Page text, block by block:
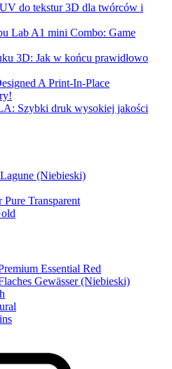
do tekstur 3D dla twórców i
Lab A1 mini Combo: Game
3D: Jak w końcu prawidłowo
A Print-In-Place
Szybki druk wysokiej jakości
(Niebieski)
Transparent
Essential Red
Gewässer (Niebieski)